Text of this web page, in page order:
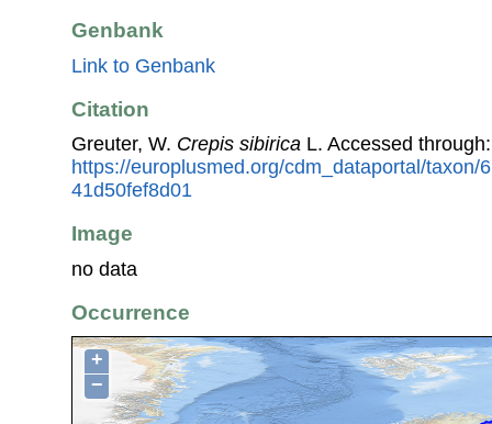
Genbank
Link to Genbank
Citation
Greuter, W. Crepis sibirica L. Accessed
https://europlusmed.org/cdm_dataportal/taxon/
41d50fef8d01
Image
no data
Occurrence
+
−